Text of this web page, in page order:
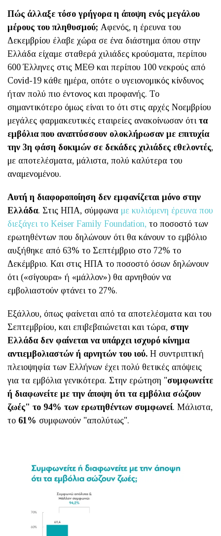
Πώς άλλαξε τόσο γρήγορα η άποψη ενός μεγάλου
μέρους του πληθυσμού; Αφενός, η έρευνα του
Δεκεμβρίου έλαβε χώρα σε ένα διάστημα όπου στην
Ελλάδα είχαμε σταθερά χιλιάδες κρούσματα, περίπου
600 Έλληνες στις ΜΕΘ και περίπου 100 νεκρούς από
Covid-19 κάθε ημέρα, οπότε ο υγειονομικός κίνδυνος
ήταν πολύ πιο έντονος και προφανής. Το
σημαντικότερο όμως είναι το ότι στις αρχές Νοεμβρίου
μεγάλες φαρμακευτικές εταιρείες ανακοίνωσαν ότι τα
εμβόλια που αναπτύσσουν ολοκλήρωσαν με επιτυχία
την 3η φάση δοκιμών σε δεκάδες χιλιάδες εθελοντές,
με αποτελέσματα, μάλιστα, πολύ καλύτερα του
αναμενομένου.
Αυτή η διαφοροποίηση δεν εμφανίζεται μόνο στην
Ελλάδα. Στις ΗΠΑ, σύμφωνα με κυλιόμενη έρευνα που
διεξάγει το Κeiser Family Foundation, το ποσοστό των
ερωτηθέντων που δηλώνουν ότι θα κάνουν το εμβόλιο
αυξήθηκε από 63% το Σεπτέμβριο στο 72% το
Δεκέμβριο. Και στις ΗΠΑ το ποσοστό όσων δηλώνουν
ότι («σίγουρα» ή «μάλλον») θα αρνηθούν να
εμβολιαστούν φτάνει το 27%.
Εξάλλου, όπως φαίνεται από τα αποτελέσματα και του
Σεπτεμβρίου, και επιβεβαιώνεται και τώρα, στην
Ελλάδα δεν φαίνεται να υπάρχει ισχυρό κίνημα
αντιεμβολιαστών ή αρνητών του ιού. Η συντριπτική
πλειοψηφία των Ελλήνων έχει πολύ θετικές απόψεις
για τα εμβόλια γενικότερα. Στην ερώτηση "συμφωνείτε
ή διαφωνείτε με την άποψη ότι τα εμβόλια σώζουν
ζωές" το 94% των ερωτηθέντων συμφωνεί. Μάλιστα,
το 61% συμφωνούν "απολύτως".